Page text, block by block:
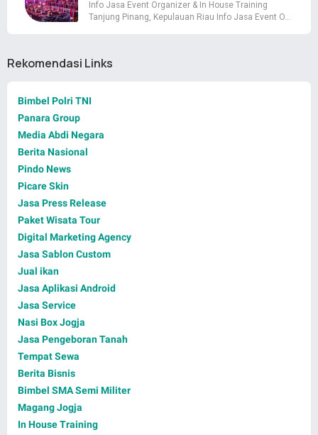
Info Jasa Event Organizer & In House Training
Tanjung Pinang, Kepulauan Riau Info Jasa Event O…
Rekomendasi Links
Bimbel Polri TNI
Panara Group
Media Abdi Negara
Berita Nasional
Pindo News
Picare Skin
Jasa Press Release
Paket Wisata Tour
Digital Marketing Agency
Jasa Sablon Custom
Jual ikan
Jasa Aplikasi Android
Jasa Service
Nasi Box Jogja
Jasa Pengeboran Tanah
Tempat Sewa
Berita Bisnis
Bimbel SMA Semi Militer
Magang Jogja
In House Training